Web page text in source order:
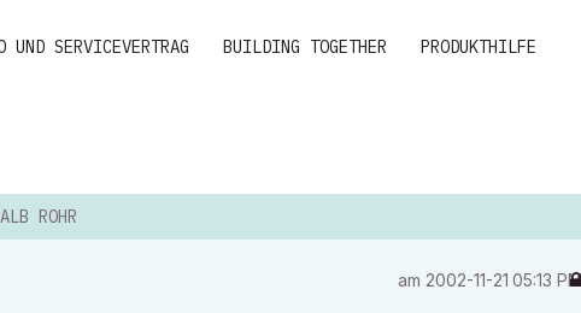
UND SERVICEVERTRAG BUILDING TOGETHER PRODUKTHILFE
ROHR
am ‎2002-11-21 05:13 PM